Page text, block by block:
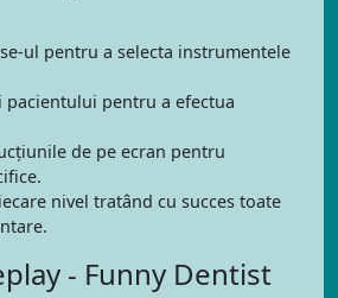
ul pentru a selecta instrumentele
pacientului pentru a efectua
de pe ecran pentru
nivel tratând cu succes toate
- Funny Dentist